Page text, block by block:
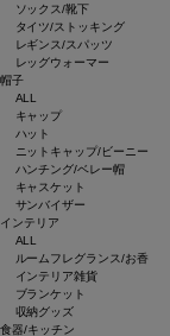
ソックス/靴下
タイツ/ストッキング
レギンス/スパッツ
レッグウォーマー
帽子
ALL
キャップ
ハット
ニットキャップ/ビーニー
ハンチング/ベレー帽
キャスケット
サンバイザー
インテリア
ALL
ルームフレグランス/お香
インテリア雑貨
ブランケット
収納グッズ
食器/キッチン